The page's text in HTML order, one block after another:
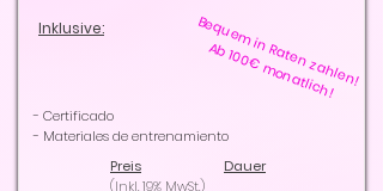
Inklusive: Bequem in Raten zahlen!
Ab 100€ monatlich!
- Certificado
- Materiales de entrenamiento
Preis
(Inkl. 19% MwSt.)
Dauer